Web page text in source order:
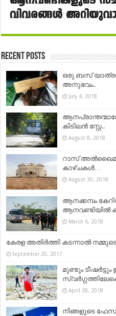
Recent Posts
ഒരു ബസ്
അനുഭവം..
July 4, 2018
കിടിലൻ സ്റ്റേ..
August 8, 2018
റാസ്
കാഴ്ചകൾ…
August 30, 2018
ആനക്കമ്പം
ആനവണ്ടിയില്‍
March 6, 2018
കേരള അതിർത്തി കടന്നാൽ
September 20, 2017
മുണ്ടും ടീഷര്‍ട്ടും
April 28, 2018
നിങ്ങളുടെ